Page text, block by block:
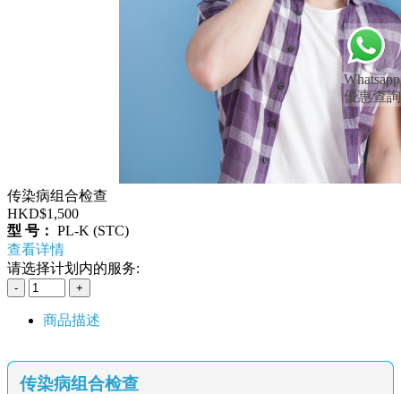
Whatsapp
優惠查詢
传染病组合检查
HKD$1,500
型 号： PL-K (STC)
查看详情
请选择计划内的服务:
商品描述
传染病组合检查